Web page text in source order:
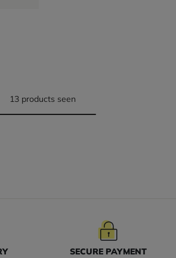
13 products seen
SECURE PAYMENT